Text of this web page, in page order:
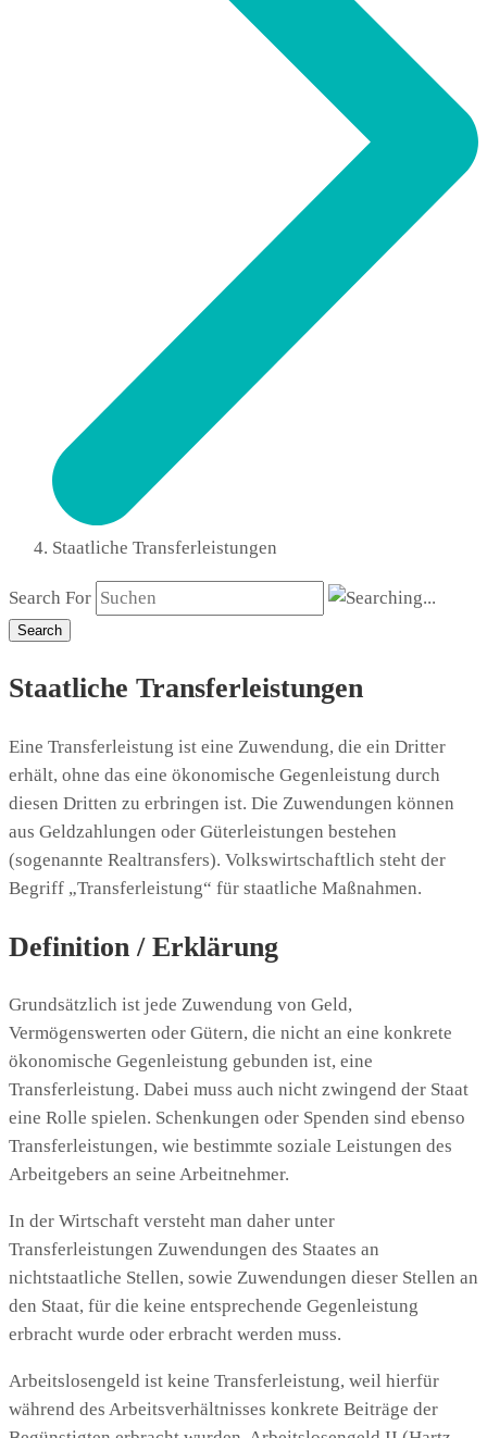
Staatliche Transferleistungen
Search For
Search
Staatliche Transferleistungen
Eine Transferleistung ist eine Zuwendung, die ein Dritter
erhält, ohne das eine ökonomische Gegenleistung durch
diesen Dritten zu erbringen ist. Die Zuwendungen können
aus Geldzahlungen oder Güterleistungen bestehen
(sogenannte Realtransfers). Volkswirtschaftlich steht der
Begriff „Transferleistung“ für staatliche Maßnahmen.
Definition / Erklärung
Grundsätzlich ist jede Zuwendung von Geld,
Vermögenswerten oder Gütern, die nicht an eine konkrete
ökonomische Gegenleistung gebunden ist, eine
Transferleistung. Dabei muss auch nicht zwingend der Staat
eine Rolle spielen. Schenkungen oder Spenden sind ebenso
Transferleistungen, wie bestimmte soziale Leistungen des
Arbeitgebers an seine Arbeitnehmer.
In der Wirtschaft versteht man daher unter
Transferleistungen Zuwendungen des Staates an
nichtstaatliche Stellen, sowie Zuwendungen dieser Stellen an
den Staat, für die keine entsprechende Gegenleistung
erbracht wurde oder erbracht werden muss.
Arbeitslosengeld ist keine Transferleistung, weil hierfür
während des Arbeitsverhältnisses konkrete Beiträge der